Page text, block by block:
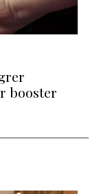
booster